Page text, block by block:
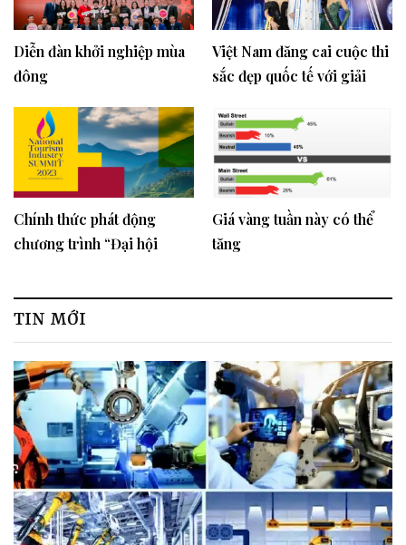
Diễn đàn khởi nghiệp mùa
đông
Việt Nam đăng cai cuộc thi
sắc đẹp quốc tế với giải
Chính thức phát động
chương trình “Đại hội
Industry Summit”
Giá vàng tuần này có thể
tăng
TIN MỚI